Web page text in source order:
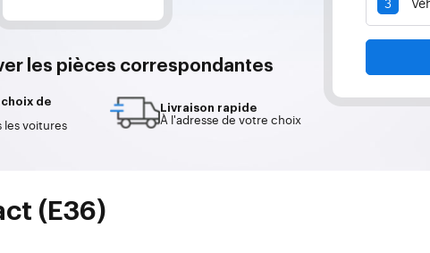
les pièces correspondantes
de
les voitures
Livraison rapide
À l'adresse de votre choix
(E36)